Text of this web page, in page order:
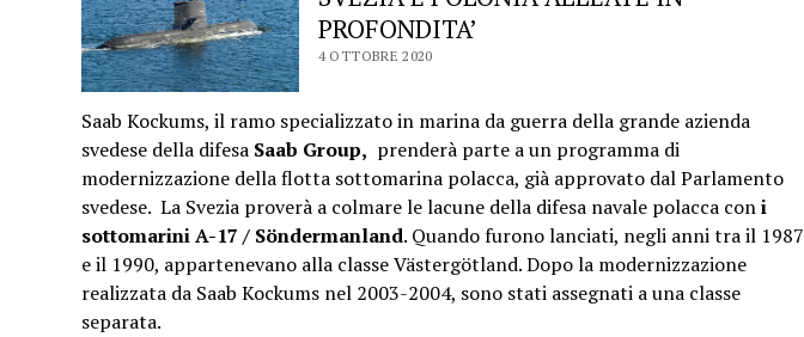
PROFONDITA’
4 OTTOBRE 2020
Saab Kockums, il ramo specializzato in marina da guerra della grande azienda
svedese della difesa Saab Group, prenderà parte a un programma di
modernizzazione della flotta sottomarina polacca, già approvato dal Parlamento
svedese. La Svezia proverà a colmare le lacune della difesa navale polacca coni
sottomarini A-17 / Söndermanland. Quando furono lanciati, negli anni tra il 1987
e il 1990, appartenevano alla classe Västergötland. Dopo la modernizzazione
realizzata da Saab Kockums nel 2003-2004, sono stati assegnati a una classe
separata.